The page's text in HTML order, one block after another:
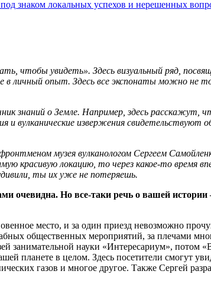
знаком локальных успехов и нерешенных
чтобы увидеть». Здесь визуальный ряд,
в личный опыт. Здесь все экспонаты можно не
знаний о Земле. Например, здесь расскажут,
вулканические извержения свидетельствуют
музея вулканологом Сергеем
красивую локацию, то через какое-то время
ты их уже не потеряешь.
очевидна. Но все-таки речь о вашей
место, и за один приезд невозможно
общественных мероприятий, за плечами
занимательной науки «Интересариум», потом
планете в целом. Здесь посетители смогут
газов и многое другое. Также Сергей